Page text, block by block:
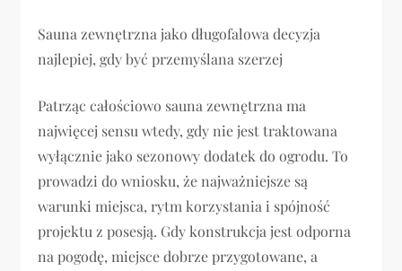
Sauna zewnętrzna jako długofalowa decyzja
najlepiej, gdy być przemyślana szerzej
Patrząc całościowo sauna zewnętrzna ma
najwięcej sensu wtedy, gdy nie jest traktowana
wyłącznie jako sezonowy dodatek do ogrodu. To
prowadzi do wniosku, że najważniejsze są
warunki miejsca, rytm korzystania i spójność
projektu z posesją. Gdy konstrukcja jest odporna
na pogodę, miejsce dobrze przygotowane, a